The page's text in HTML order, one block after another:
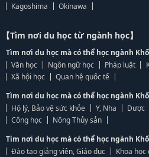
Kagoshima
Okinawa
【Tìm nơi du học từ ngành học】
Tìm nơi du học mà có thể học ngành
Văn học
Ngôn ngữ học Pháp luật
Xã hội học
Quan hệ quốc tế
Tìm nơi du học mà có thể học ngành
Hộ lý, Bảo vệ sức khỏe
Y, Nha Dược
Công học
Nông Thủy sản
Tìm nơi du học mà có thể học ngành
Đào tạo giảng viên, Giáo dục
Khoa học